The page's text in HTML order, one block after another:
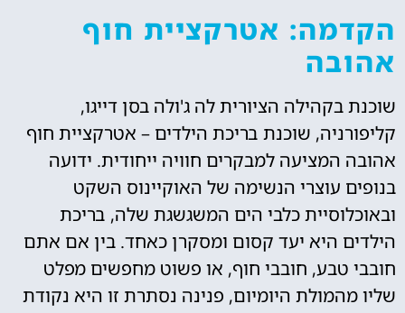
הקדמה: אטרקציית חוף
אהובה
שוכנת בקהילה הציורית לה ג'ולה בסן דייגו,
קליפורניה, שוכנת בריכת הילדים – אטרקציית חוף
אהובה המציעה למבקרים חוויה ייחודית. ידועה
בנופים עוצרי הנשימה של האוקיינוס השקט
ובאוכלוסיית כלבי הים המשגשגת שלה, בריכת
הילדים היא יעד קסום ומסקרן כאחד. בין אם אתם
חובבי טבע, חובבי חוף, או פשוט מחפשים מפלט
שליו מהמולת היומיום, פנינה נסתרת זו היא נקודת